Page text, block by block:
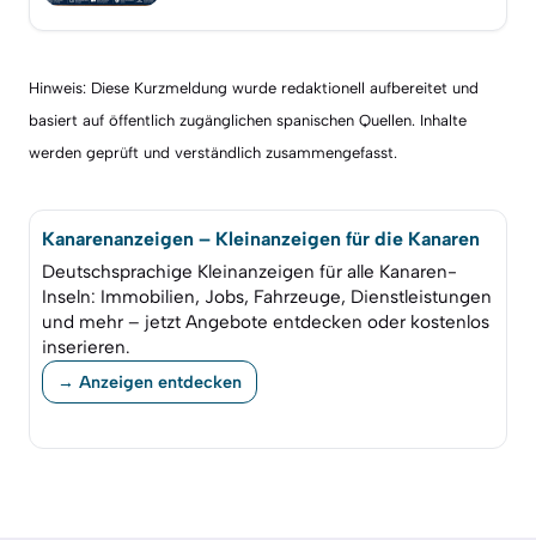
Hinweis: Diese Kurzmeldung wurde redaktionell aufbereitet und
basiert auf öffentlich zugänglichen spanischen Quellen. Inhalte
werden geprüft und verständlich zusammengefasst.
Kanarenanzeigen – Kleinanzeigen für die Kanaren
Deutschsprachige Kleinanzeigen für alle Kanaren-
Inseln: Immobilien, Jobs, Fahrzeuge, Dienstleistungen
und mehr – jetzt Angebote entdecken oder kostenlos
inserieren.
→ Anzeigen entdecken